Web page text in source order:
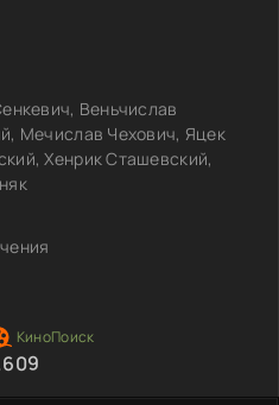
Веньчислав
Мечислав Чехович, Яцек
Хенрик Сташевский,